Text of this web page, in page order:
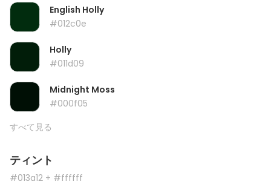
English Holly
#012c0e
Holly
#011d09
Midnight Moss
#000f05
すべて見る
ティント
#013a12 + #ffffff